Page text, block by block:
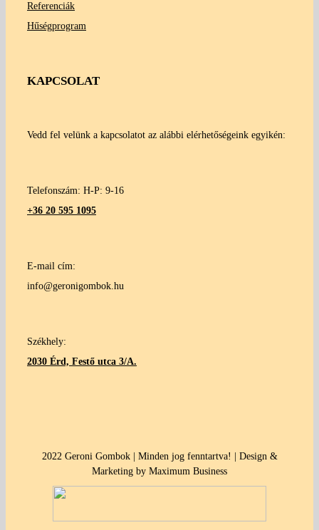
Referenciák
Hűségprogram
KAPCSOLAT
Vedd fel velünk a kapcsolatot az alábbi elérhetőségeink egyikén:
Telefonszám: H-P: 9-16
+36 20 595 1095
E-mail cím:
info@geronigombok.hu
Székhely:
2030 Érd, Festő utca 3/A.
2022 Geroni Gombok | Minden jog fenntartva! | Design &
Marketing by Maximum Business